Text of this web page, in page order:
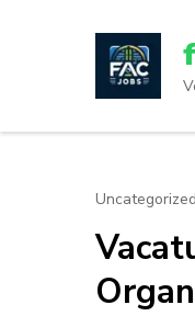
op
Uncategorized